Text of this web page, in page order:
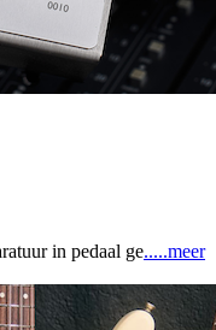
in pedaal ge.....meer